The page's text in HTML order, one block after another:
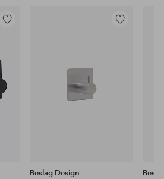
Lisää
Lisää
Beslag Design